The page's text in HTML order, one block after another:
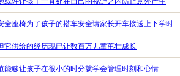
全座椅为了孩子的搭车安全请家长开车接送上下学时
它供给的经历现已让数百万儿童茁壮成长
能够让孩子在很小的时分就学会管理时刻和心情